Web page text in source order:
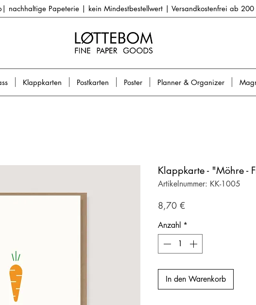
nachhaltige Papeterie | kein Mindestbestellwert | Versandkostenfrei ab 200
Klappkarten Postkarten Poster Planner & Organizer
Klappkarte - "Möhre -
Artikelnummer: KK-1005
8,70 €Preis
Anzahl *
In den Warenkorb